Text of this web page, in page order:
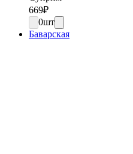
669₽
0шт
Баварская